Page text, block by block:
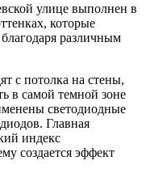
улице выполнен в
которые
различным
с потолка на стены,
в самой темной зоне
светодиодные
Главная
индекс
создается эффект